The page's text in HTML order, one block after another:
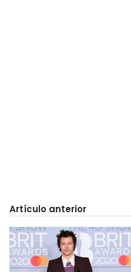
Artículo anterior